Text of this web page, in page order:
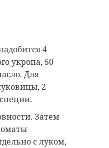
4
укропа, 50
Для
2
Затем
с луком,